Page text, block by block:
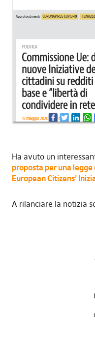
Ha avuto un
proposta per una
European Citizens’
A rilanciare la notizia